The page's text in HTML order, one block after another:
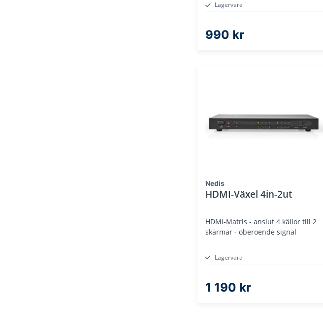
Lagervara
990 kr
Nedis
HDMI-Växel 4in-2ut
HDMI-Matris - anslut 4 källor till 2
skärmar - oberoende signal
Lagervara
1 190 kr